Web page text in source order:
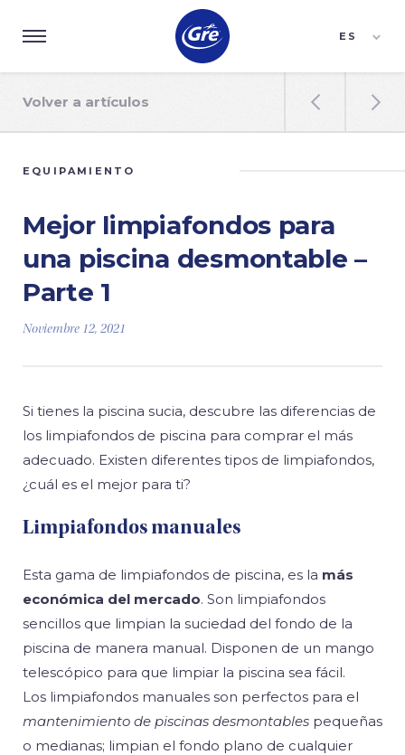
ES
Volver a artículos  
EQUIPAMIENTO
Mejor limpiafondos para
una piscina desmontable –
Parte 1
Noviembre 12, 2021
Si tienes la piscina sucia, descubre las diferencias de
los limpiafondos de piscina para comprar el más
adecuado. Existen diferentes tipos de limpiafondos,
¿cuál es el mejor para ti?
Limpiafondos manuales
Esta gama de limpiafondos de piscina, es la más
económica del mercado. Son limpiafondos
sencillos que limpian la suciedad del fondo de la
piscina de manera manual. Disponen de un mango
telescópico para que limpiar la piscina sea fácil.
Los limpiafondos manuales son perfectos para el
mantenimiento de piscinas desmontables pequeñas
o medianas; limpian el fondo plano de cualquier